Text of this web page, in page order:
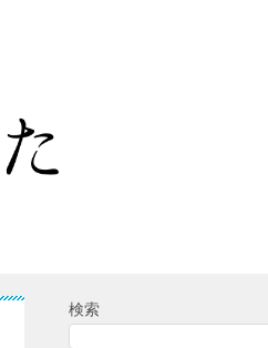
検索